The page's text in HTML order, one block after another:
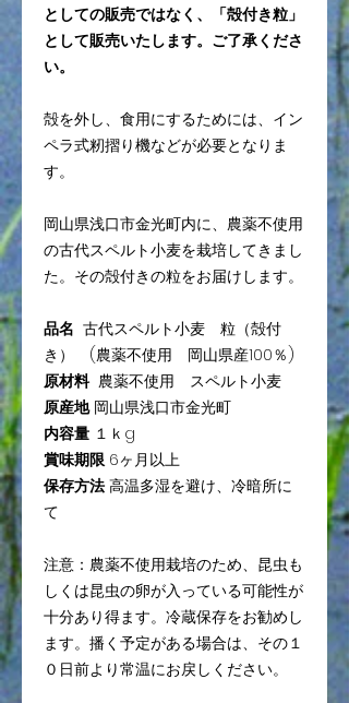
としての販売ではなく、「殻付き粒」
として販売いたします。ご了承くださ
い。
殻を外し、食用にするためには、イン
ペラ式籾摺り機などが必要となりま
す。
岡山県浅口市金光町内に、農薬不使用
の古代スペルト小麦を栽培してきまし
た。その殻付きの粒をお届けします。
品名 古代スペルト小麦 粒（殻付
き） (農薬不使用 岡山県産100％)
原材料農薬不使用 スペルト小麦
原産地岡山県浅口市金光町
内容量 １ｋg
賞味期限6ヶ月以上
保存方法 高温多湿を避け、冷暗所に
て
注意：農薬不使用栽培のため、昆虫も
しくは昆虫の卵が入っている可能性が
十分あり得ます。冷蔵保存をお勧めし
ます。播く予定がある場合は、その１
０日前より常温にお戻しください。